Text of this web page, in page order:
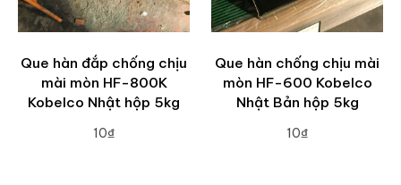
Que hàn đắp chống chịu
mài mòn HF-800K
Kobelco Nhật hộp 5kg
10₫
Que hàn chống chịu mài
mòn HF-600 Kobelco
Nhật Bản hộp 5kg
10₫